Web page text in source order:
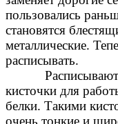
пользовались
становятся
металлические.
расписывать.
кисточки для
белки. Такими
очень тонкие и